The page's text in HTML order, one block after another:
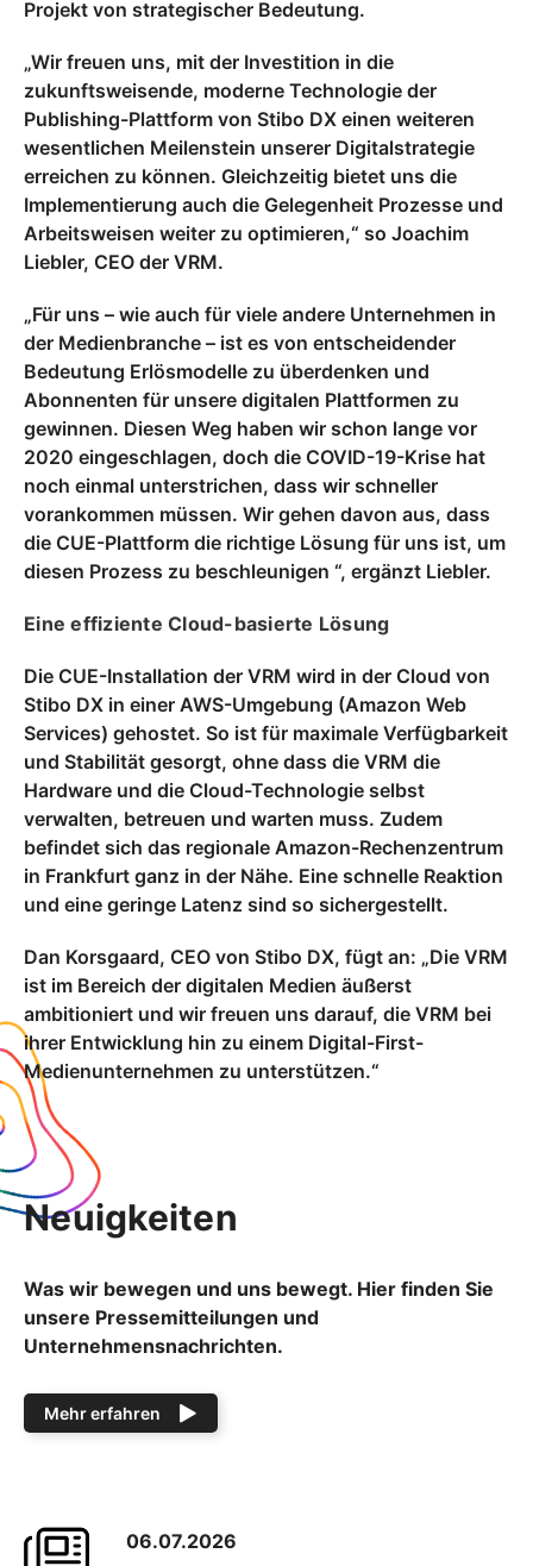
Projekt von strategischer Bedeutung.
„Wir freuen uns, mit der Investition in die
zukunftsweisende, moderne Technologie der
Publishing-Plattform von Stibo DX einen weiteren
wesentlichen Meilenstein unserer Digitalstrategie
erreichen zu können. Gleichzeitig bietet uns die
Implementierung auch die Gelegenheit Prozesse und
Arbeitsweisen weiter zu optimieren,“ so Joachim
Liebler, CEO der VRM.
„Für uns – wie auch für viele andere Unternehmen in
der Medienbranche – ist es von entscheidender
Bedeutung Erlösmodelle zu überdenken und
Abonnenten für unsere digitalen Plattformen zu
gewinnen. Diesen Weg haben wir schon lange vor
2020 eingeschlagen, doch die COVID-19-Krise hat
noch einmal unterstrichen, dass wir schneller
vorankommen müssen. Wir gehen davon aus, dass
die CUE-Plattform die richtige Lösung für uns ist, um
diesen Prozess zu beschleunigen “, ergänzt Liebler.
Eine effiziente Cloud-basierte Lösung
Die CUE-Installation der VRM wird in der Cloud von
Stibo DX in einer AWS-Umgebung (Amazon Web
Services) gehostet. So ist für maximale Verfügbarkeit
und Stabilität gesorgt, ohne dass die VRM die
Hardware und die Cloud-Technologie selbst
verwalten, betreuen und warten muss. Zudem
befindet sich das regionale Amazon-Rechenzentrum
in Frankfurt ganz in der Nähe. Eine schnelle Reaktion
und eine geringe Latenz sind so sichergestellt.
Dan Korsgaard, CEO von Stibo DX, fügt an: „Die VRM
ist im Bereich der digitalen Medien äußerst
ambitioniert und wir freuen uns darauf, die VRM bei
ihrer Entwicklung hin zu einem Digital-First-
Medienunternehmen zu unterstützen.“
Neuigkeiten
Was wir bewegen und uns bewegt. Hier finden Sie
unsere Pressemitteilungen und
Unternehmensnachrichten.
Mehr erfahren
06.07.2026